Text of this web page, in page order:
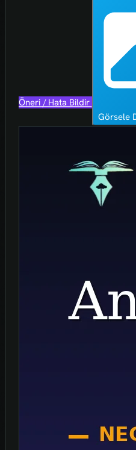
Öneri / Hata Bildir
Görsele